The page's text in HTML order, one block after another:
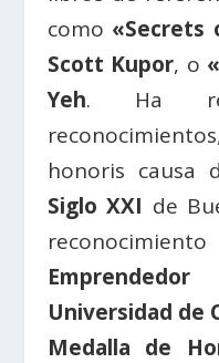
como «Secrets
Scott Kupor, o
Yeh. Ha
honoris causa
Siglo XXI de
Emprendedor
Universidad de
Medalla de